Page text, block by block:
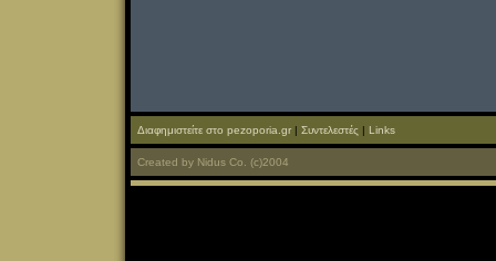
Διαφημιστείτε στο pezoporia.gr | Συντελεστές | Links
Created by Nidus Co. (c)2004